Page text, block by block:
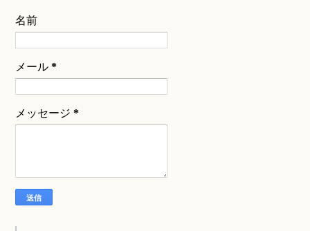
名前
メール*
メッセージ*